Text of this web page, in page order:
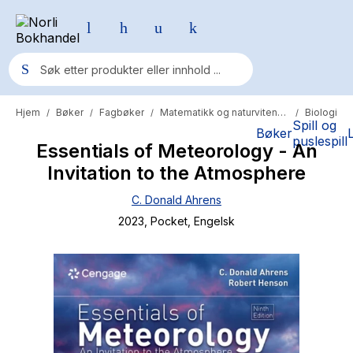
BøkerSpill og
puslespill
Populære søk
Pokemon
One piece
Fury Bound - Sable Sorensen
Elizabeth Strout
Hitster
Hypopressiv trening
Hjem / Bøker / Fagbøker / Matematikk og naturvitenskap / Biologi
Essentials of Meteorology - An
Invitation to the Atmosphere
C. Donald Ahrens
2023 , Pocket , Engelsk